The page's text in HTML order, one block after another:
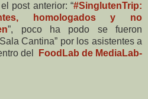
post anterior: “#SinglutenTrip:
homologados y no
”, poco ha podo se fueron
Cantina” por los asistentes a
del
FoodLab de MediaLab-